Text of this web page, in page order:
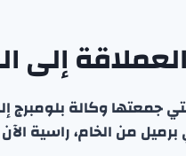
إلى
جمعتها وكالة
من الخام، راسية